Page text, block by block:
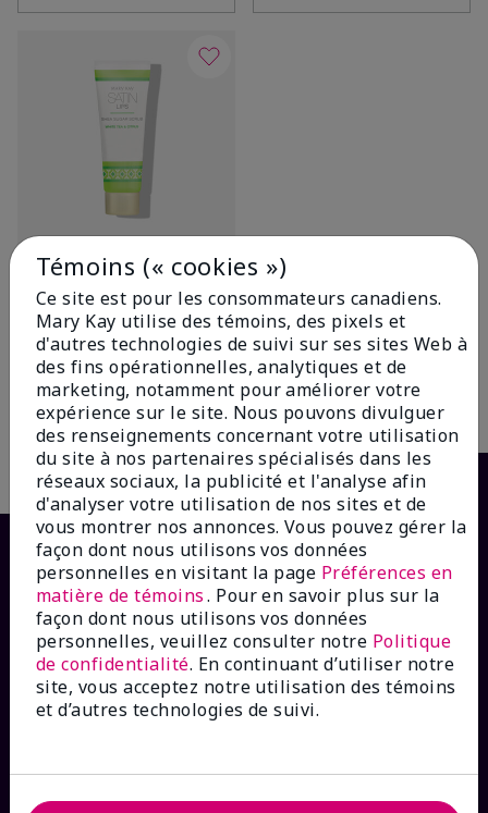
Exfoliant au sucre de karité
Satin Lipsᴹᴰ Thé blanc et
agrumes
17,00 $
Ajouter au sac
COMMENT POUVONS-NOUS AIDER?
Abonnement aux courriels
Témoins (« cookies »)
Ce site est pour les consommateurs canadiens.
Mary Kay utilise des témoins, des pixels et
d'autres technologies de suivi sur ses sites Web à
des fins opérationnelles, analytiques et de
marketing, notamment pour améliorer votre
expérience sur le site. Nous pouvons divulguer
des renseignements concernant votre utilisation
du site à nos partenaires spécialisés dans les
réseaux sociaux, la publicité et l'analyse afin
d'analyser votre utilisation de nos sites et de
vous montrer nos annonces. Vous pouvez gérer la
façon dont nous utilisons vos données
personnelles en visitant la page Préférences en
matière de témoins. Pour en savoir plus sur la
façon dont nous utilisons vos données
personnelles, veuillez consulter notre Politique
de confidentialité. En continuant d’utiliser notre
site, vous acceptez notre utilisation des témoins
et d’autres technologies de suivi.